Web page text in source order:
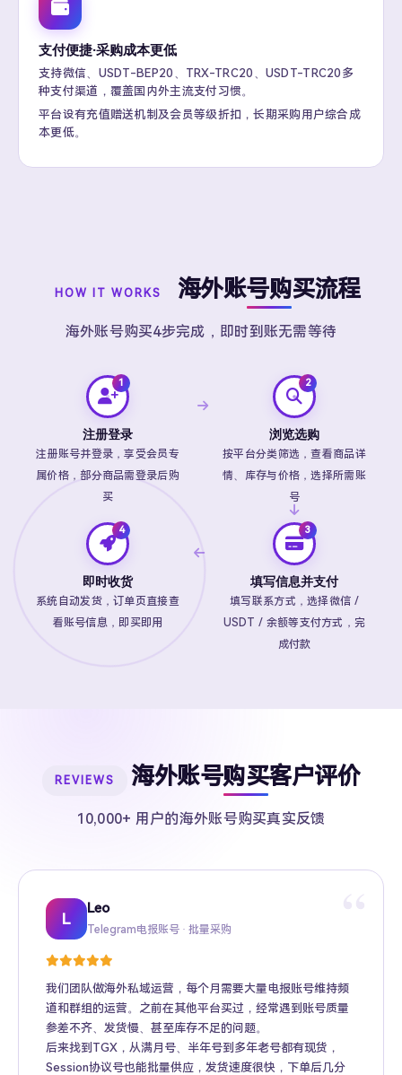
支付便捷·采购成本更低
支持微信、USDT-BEP20、TRX-TRC20、USDT-TRC20多
种支付渠道，覆盖国内外主流支付习惯。
平台设有充值赠送机制及会员等级折扣，长期采购用户综合成
本更低。
HOW IT WORKS 海外账号购买流程
海外账号购买4步完成，即时到账无需等待
注册登录
注册账号并登录，享受会员专
属价格，部分商品需登录后购
买
浏览选购
按平台分类筛选，查看商品详
情、库存与价格，选择所需账
号
填写信息并支付
填写联系方式，选择微信 /
USDT / 余额等支付方式，完
成付款
即时收货
系统自动发货，订单页直接查
看账号信息，即买即用
REVIEWS 海外账号购买客户评价
10,000+ 用户的海外账号购买真实反馈
L
Leo
Telegram电报账号 · 批量采购
我们团队做海外私域运营，每个月需要大量电报账号维持频
道和群组的运营。之前在其他平台买过，经常遇到账号质量
参差不齐、发货慢、甚至库存不足的问题。
后来找到TGX，从满月号、半年号到多年老号都有现货，
Session协议号也能批量供应，发货速度很快，下单后几分
Sarah
Twitter推特高粉号 · Web3项目推广
Kevin
TikTok账号 · 跨境电商矩阵运营
Mike
Facebook广告账号 · 跨境广告投放
Amy
Instagram账号 · 品牌海外推广
Daniel
Gmail账号 · Apple ID · AI工具账号
Jason
YouTube账号 · 内容变现
Wing
Telegram Premium代充 · 个人用户
Richard
海外账号批发 · MCN机构